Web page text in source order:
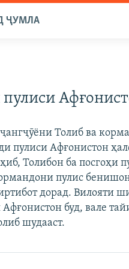
ҶУМЛА
Толиб ва
пулиси Афғонистон
Толибон ба посгоҳи
пулис
дорад. Вилояти
буд, вале
шудааст.